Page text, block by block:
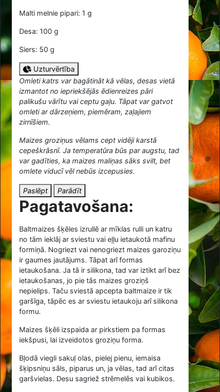
Malti melnie pipari: 1 g
Desa: 100 g
Siers: 50 g
Uzturvērtība
Omleti katrs var bagātināt kā vēlas, desas vietā
izmantot no iepriekšējās ēdienreizes pāri
palikušu vārītu vai ceptu gaļu. Tāpat var gatvot
omleti ar dārzeņiem, piemēram, zaļajiem
zirnīšiem.
Maizes groziņus vēlams cept vidēji karstā
cepeškrāsnī. Ja temperatūra būs par augstu, tad
var gadīties, ka maizes maliņas sāks svilt, bet
omlete viducī vēl nebūs izcepusies.
Paslēpt Parādīt
Pagatavošana:
Baltmaizes šķēles izrullē ar mīklas rulli un katru
no tām ieklāj ar sviestu vai eļļu ietaukotā mafinu
formiņā. Nogriezt vai nenogriezt maizes garoziņu
ir gaumes jautājums. Tāpat arī formas
ietaukošana. Ja tā ir silikona, tad var iztikt arī bez
ietaukošanas, jo pie tās maizes groziņš
nepielips. Taču sviestā apcepta baltmaize ir tik
garšīga, tāpēc es ar sviestu ietaukoju arī silikona
formu.
Maizes šķēli izspaida ar pirkstiem pa formas
iekšpusi, lai izveidotos groziņu forma.
Bļodā viegli sakuļ olas, pielej pienu, iemaisa
šķipsniņu sāls, piparus un, ja vēlas, tad arī citas
garšvielas. Desu sagriež strēmelēs vai kubikos.